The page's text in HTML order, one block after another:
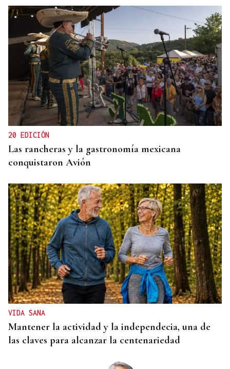
CANEDO
Un herido en la colisión entre dos coches en la
entrada a las termas de Outariz
20 EDICIÓN
Las rancheras y la gastronomía mexicana
conquistaron Avión
VIDA SANA
Mantener la actividad y la independecia, una de
las claves para alcanzar la centenariedad